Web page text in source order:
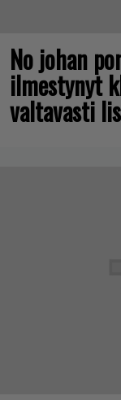
No johan
ilmestynyt
valtavasti